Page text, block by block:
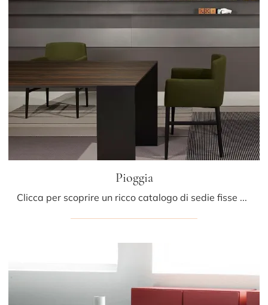
Pioggia
Clicca per scoprire un ricco catalogo di sedie fisse per stanze moderne: il modello Pioggia di Porro ti aspetta!